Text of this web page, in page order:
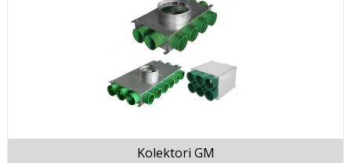
Kolektori GM